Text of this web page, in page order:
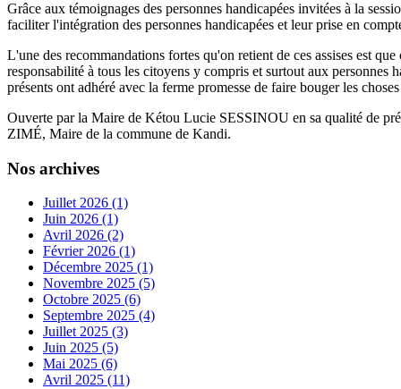
Grâce aux témoignages des personnes handicapées invitées à la
faciliter l'intégration des personnes handicapées et leur prise en
L'une des recommandations fortes qu'on retient de ces assises est
responsabilité à tous les citoyens y compris et surtout aux
présents ont adhéré avec la ferme promesse de faire bouger les
Ouverte par la Maire de Kétou Lucie SESSINOU en sa qualité de
ZIMÉ, Maire de la commune de Kandi.
Nos archives
Juillet 2026 (1)
Juin 2026 (1)
Avril 2026 (2)
Février 2026 (1)
Décembre 2025 (1)
Novembre 2025 (5)
Octobre 2025 (6)
Septembre 2025 (4)
Juillet 2025 (3)
Juin 2025 (5)
Mai 2025 (6)
Avril 2025 (11)